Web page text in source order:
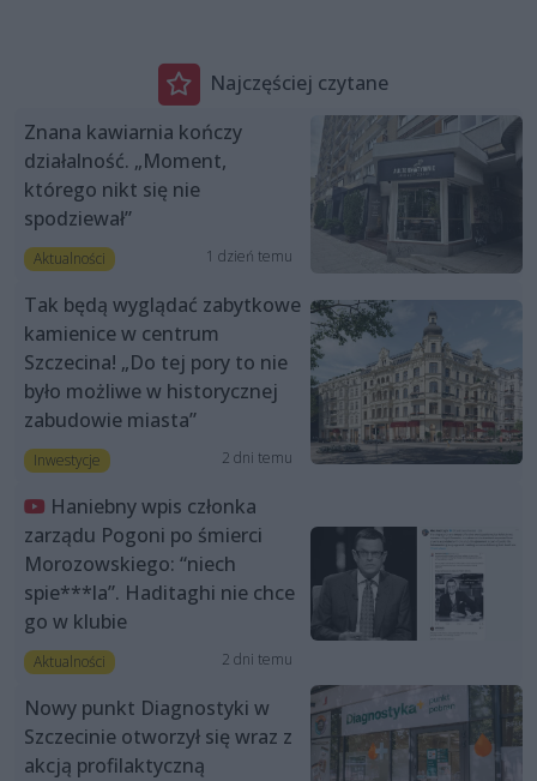
Najczęściej czytane
Znana kawiarnia kończy
działalność. „Moment,
którego nikt się nie
spodziewał”
Aktualności 1 dzień temu
Tak będą wyglądać zabytkowe
kamienice w centrum
Szczecina! „Do tej pory to nie
było możliwe w historycznej
zabudowie miasta”
Inwestycje 2 dni temu
Haniebny wpis członka
zarządu Pogoni po śmierci
Morozowskiego: “niech
spie***la”. Haditaghi nie chce
go w klubie
Aktualności 2 dni temu
Nowy punkt Diagnostyki w
Szczecinie otworzył się wraz z
akcją profilaktyczną